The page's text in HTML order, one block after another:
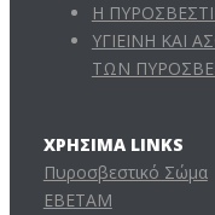
Η
ΥΓΙΕΙΝΗ ΚΑΙ
ΤΩΝ
ΧΡΉΣΙΜΑ LINKS
Πυροσβεστικό Σώμα
ΕΒΕΤΑΜ